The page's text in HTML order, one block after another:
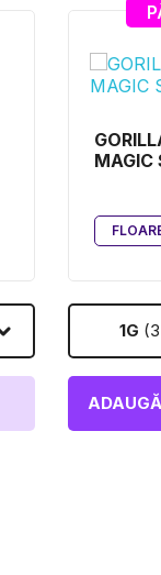
MAGIC
1G